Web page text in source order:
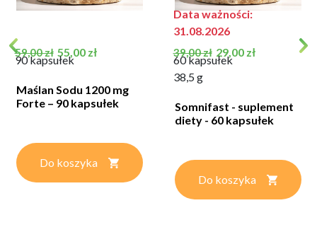
Cena podstawowa
59,00 zł Cena
55,00 zł
90 kapsułek
Maślan Sodu 1200 mg
Forte – 90 kapsułek
Do koszyka
Data ważności:
31.08.2026
Cena podstawowa
39,00 zł Cena
29,00 zł
60 kapsułek
38,5 g
Somnifast - suplement
diety - 60 kapsułek
Do koszyka